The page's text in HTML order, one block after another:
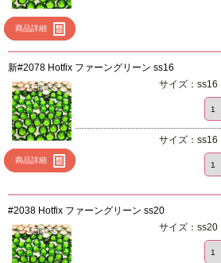
商品詳細
新#2078 Hotfix ファーングリーン ss16
商品詳細
サイズ：ss16
サイズ：ss16
#2038 Hotfix ファーングリーン ss20
サイズ：ss20